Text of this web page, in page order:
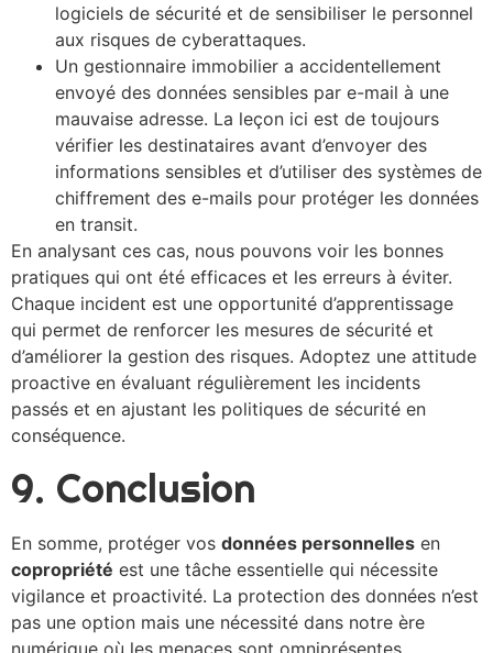
logiciels de sécurité et de sensibiliser le personnel
aux risques de cyberattaques.
Un gestionnaire immobilier a accidentellement
envoyé des données sensibles par e-mail à une
mauvaise adresse. La leçon ici est de toujours
vérifier les destinataires avant d’envoyer des
informations sensibles et d’utiliser des systèmes de
chiffrement des e-mails pour protéger les données
en transit.
En analysant ces cas, nous pouvons voir les bonnes
pratiques qui ont été efficaces et les erreurs à éviter.
Chaque incident est une opportunité d’apprentissage
qui permet de renforcer les mesures de sécurité et
d’améliorer la gestion des risques. Adoptez une attitude
proactive en évaluant régulièrement les incidents
passés et en ajustant les politiques de sécurité en
conséquence.
9. Conclusion
En somme, protéger vos données personnelles en
copropriété est une tâche essentielle qui nécessite
vigilance et proactivité. La protection des données n’est
pas une option mais une nécessité dans notre ère
numérique où les menaces sont omniprésentes.